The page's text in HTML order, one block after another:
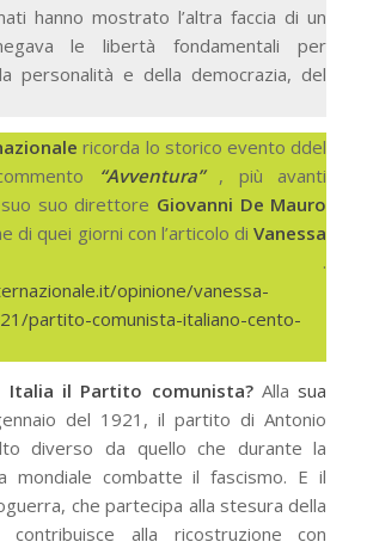
hanno mostrato l’altra faccia di un
le libertà fondamentali per
personalità e della democrazia, del
ricorda lo storico evento ddel
“Avventura”, più avanti
suo direttore Giovanni De Mauro
di quei giorni con l’articolo diVanessa
opinione/vanessa-
partito-comunista-italiano-cento-
Italia il Partito comunista?Allasua
del 1921, il partito di Antonio
diverso da quello che durante la
mondiale combatte il fascismo. E il
che partecipa alla stesura della
contribuisce alla ricostruzione con